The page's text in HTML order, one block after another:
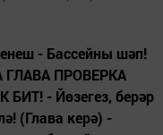
- Бассейны шәп!
ГЛАВА ПРОВЕРКА
- Йөзегез, берәр
(Глава керә) -